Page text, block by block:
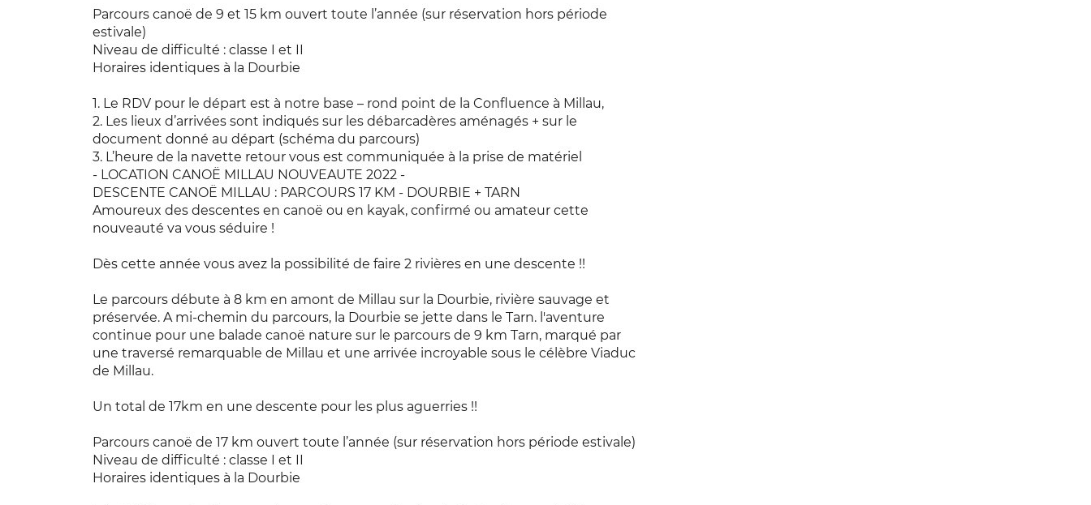
Parcours canoë de 9 et 15 km ouvert toute l’année (sur réservation hors période
estivale)
Niveau de difficulté : classe I et II
Horaires identiques à la Dourbie
1. Le RDV pour le départ est à notre base – rond point de la Confluence à Millau,
2. Les lieux d’arrivées sont indiqués sur les débarcadères aménagés + sur le
document donné au départ (schéma du parcours)
3. L’heure de la navette retour vous est communiquée à la prise de matériel
- LOCATION CANOË MILLAU NOUVEAUTE 2022 -
DESCENTE CANOË MILLAU : PARCOURS 17 KM - DOURBIE + TARN
Amoureux des descentes en canoë ou en kayak, confirmé ou amateur cette
nouveauté va vous séduire !
Dès cette année vous avez la possibilité de faire 2 rivières en une descente !!
Le parcours débute à 8 km en amont de Millau sur la Dourbie, rivière sauvage et
préservée. A mi-chemin du parcours, la Dourbie se jette dans le Tarn. l'aventure
continue pour une balade canoë nature sur le parcours de 9 km Tarn, marqué par
une traversé remarquable de Millau et une arrivée incroyable sous le célèbre Viaduc
de Millau.
Un total de 17km en une descente pour les plus aguerries !!
Parcours canoë de 17 km ouvert toute l’année (sur réservation hors période estivale)
Niveau de difficulté : classe I et II
Horaires identiques à la Dourbie